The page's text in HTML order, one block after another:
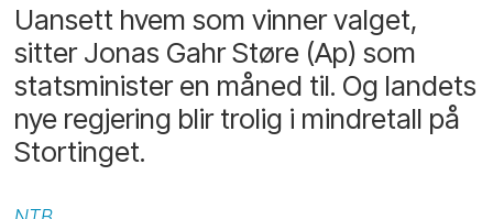
Uansett hvem som vinner valget,
sitter Jonas Gahr Støre (Ap) som
statsminister en måned til. Og landets
nye regjering blir trolig i mindretall på
Stortinget.